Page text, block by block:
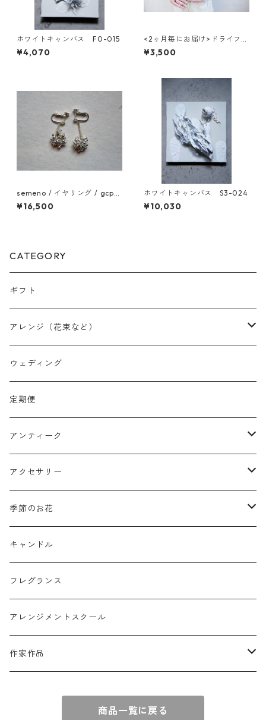
ホワイトキャンバス F0-015
¥4,070
<2ヶ月毎にお届け>ドライフラ
ワーのスワッグ(S) 3回コース
¥3,500
semeno / イヤリング / gcp-
02 / 25ss
¥16,500
ホワイトキャンバス S3-024
¥10,030
CATEGORY
ギフト
アレンジ（花束など）
スワッグ
リース
クリスマスリース
フラワーボックス
ミニフレーム
リングピロー
フラワーバスケット
壁掛けアレンジ
球体アレンジ
キャンドル
ウェディング
定期便
アンティーク
花器
オブジェ
雑貨
動物
アクセサリー
アクセサリー
semeno
買付品
季節のお花
ミモザ
スモークツリー
キャンドル
フレグランス
アレンジメントスクール
作家作品
商品一覧に戻る